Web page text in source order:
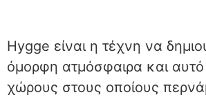
Hygge είναι η τέχνη να
όμορφη ατμόσφαιρα και
χώρους στους οποίους